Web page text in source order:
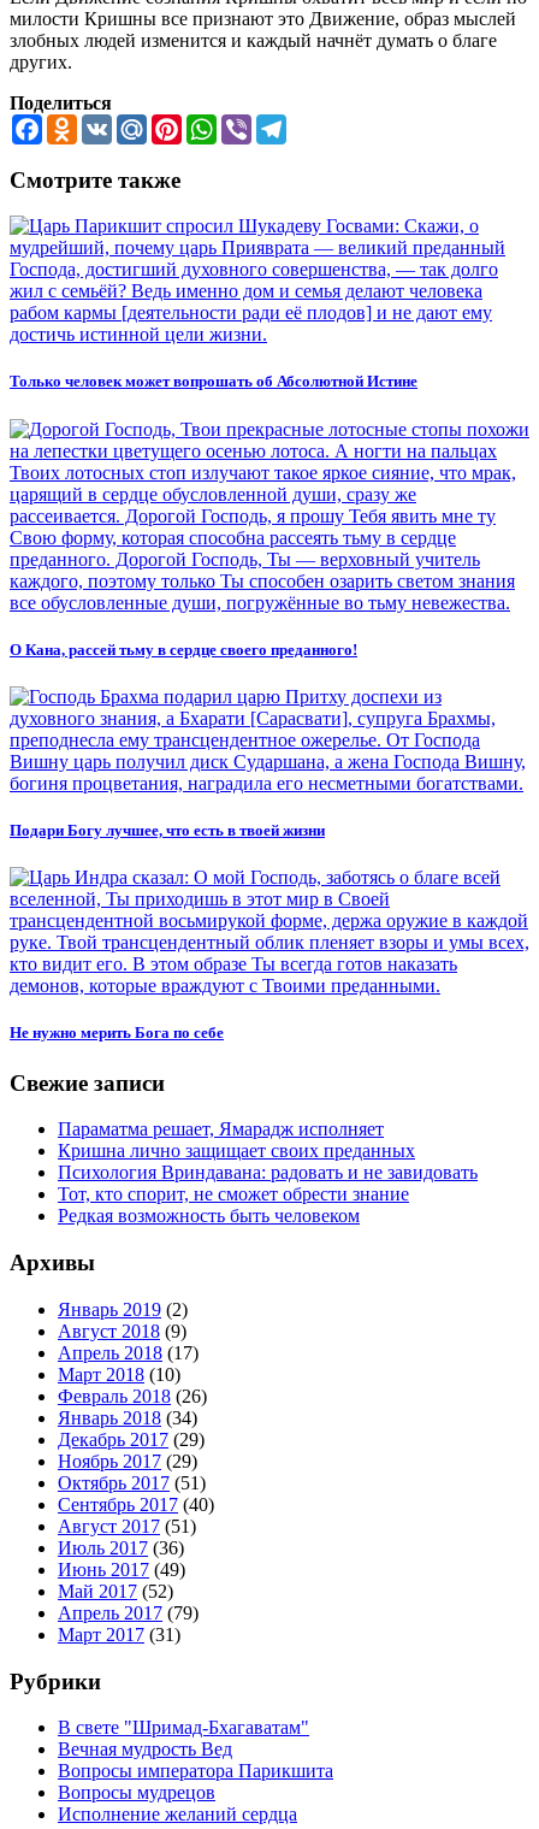
милости Кришны все признают это Движение, образ мыслей
злобных людей изменится и каждый начнёт думать о благе
других.
Поделиться
FacebookOdnoklassniki
VK Mail.RuPinterestWhatsApp
Viber
Смотрите также
Только человек может вопрошать об Абсолютной Истине
О Кана, рассей тьму в сердце своего преданного!
Подари Богу лучшее, что есть в твоей жизни
Не нужно мерить Бога по себе
Свежие записи
Параматма решает, Ямарадж исполняет
Кришна лично защищает своих преданных
Психология Вриндавана: радовать и не завидовать
Тот, кто спорит, не сможет обрести знание
Редкая возможность быть человеком
Архивы
Январь 2019 (2)
Август 2018 (9)
Апрель 2018 (17)
Март 2018 (10)
Февраль 2018 (26)
Январь 2018 (34)
Декабрь 2017 (29)
Ноябрь 2017 (29)
Октябрь 2017 (51)
Сентябрь 2017 (40)
Август 2017 (51)
Июль 2017 (36)
Июнь 2017 (49)
Май 2017 (52)
Апрель 2017 (79)
Март 2017 (31)
Рубрики
В свете "Шримад-Бхагаватам"
Вечная мудрость Вед
Вопросы императора Парикшита
Вопросы мудрецов
Исполнение желаний сердца